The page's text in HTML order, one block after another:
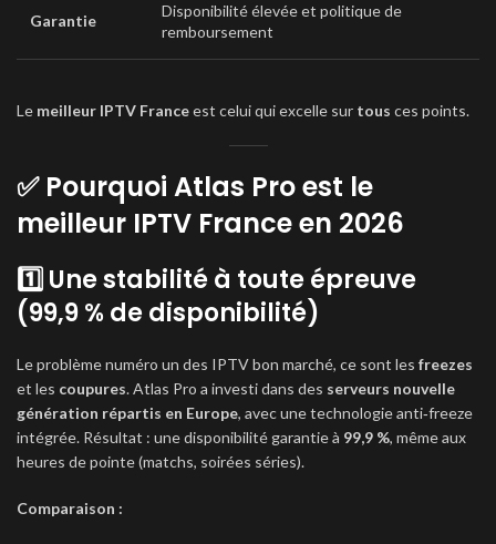
Garantie
Disponibilité élevée et politique de
remboursement
Le meilleur IPTV Franceest celui qui excelle sur tous ces points.
✅ Pourquoi Atlas Pro est le
meilleur IPTV France en 2026
1️⃣ Une stabilité à toute épreuve
(99,9 % de disponibilité)
Le problème numéro un des IPTV bon marché, ce sont les freezes
et les coupures. Atlas Pro a investi dans des serveurs nouvelle
génération répartis en Europe, avec une technologie anti‑freeze
intégrée. Résultat : une disponibilité garantie à 99,9 %, même aux
heures de pointe (matchs, soirées séries).
Comparaison :